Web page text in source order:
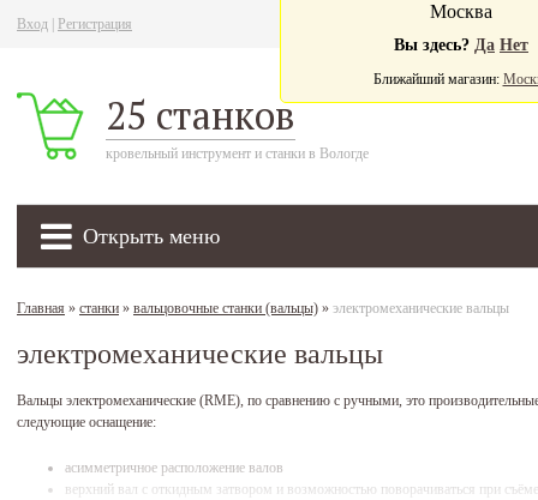
Вход Регистрация
25 станков
кровельный инструмент и станки в Вологде
Открыть меню
Москва
Вы здесь? Да Нет
Ближайший магазин:
Главная » станки » вальцовочные станки (вальцы) » электромеханические вальцы
электромеханические вальцы
Вальцы электромеханические (RME), по сравнению с ручными, это
следующие оснащение:
асимметричное расположение валов
верхний вал с откидным затвором и возможностью поворачиваться при